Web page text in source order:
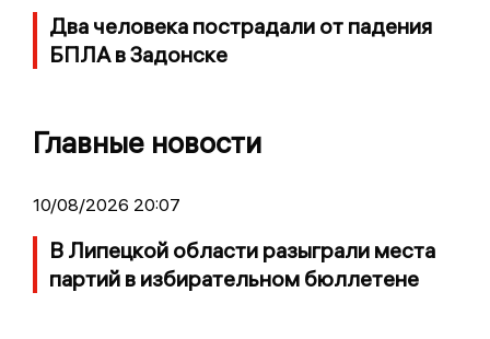
Два человека пострадали от падения
БПЛА в Задонске
Главные новости
10/08/2026 20:07
В Липецкой области разыграли места
партий в избирательном бюллетене